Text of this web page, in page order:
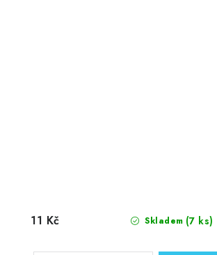
Skladem (7 ks)
11 Kč